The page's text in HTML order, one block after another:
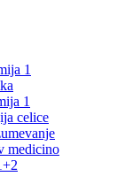
1
1
celice
medicino